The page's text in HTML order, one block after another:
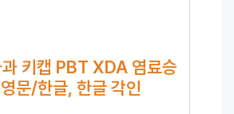
키캡 PBT XDA 염료승
문/한글, 한글 각인